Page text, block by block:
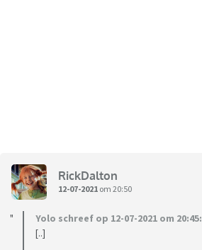
RickDalton
12-07-2021 om 20:50
Yolo schreef op 12-07-2021 om 20:45:
[..]